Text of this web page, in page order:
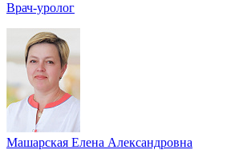
Врач-уролог
Машарская Елена Александровна